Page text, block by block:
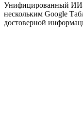
Унифицированный
нескольким Google
достоверной